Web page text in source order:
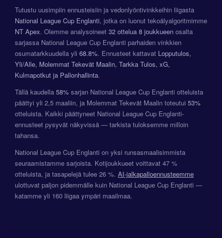
Tutustu uusimpiin ennusteisiin ja vedonlyöntivinkkeihin liigasta
National League Cup Englanti, jotka on luonut tekoälyalgoritmimme
NT Apex. Olemme analysoineet 32 ottelua 8 joukkueen osalta
sarjassa National League Cup Englanti parhaiden vinkkien
osumatarkkuudella yli 68.8%. Ennusteet kattavat Lopputulos,
Yli/Alle, Molemmat Tekevät Maalin, Tarkka Tulos, xG,
Kulmapotkut ja Pallonhallinta.
Tällä kaudella 58% sarjan National League Cup Englanti otteluista
päättyi yli 2,5 maaliin, ja Molemmat Tekevät Maalin toteutui 53%
otteluista. Kaikki päättyneet National League Cup Englanti-
ennusteet pysyvät näkyvissä — tarkista tuloksemme milloin
tahansa.
National League Cup Englanti on yksi runsasmaalisimmista
seuraamistamme sarjoista. Kotijoukkueet voittavat 47 %
otteluista, ja tasapelejä tulee 26 %. AI-jalkapalloennusteemme
ulottuvat paljon pidemmälle kuin National League Cup Englanti —
katamme yli 160 liigaa ympäri maailmaa.